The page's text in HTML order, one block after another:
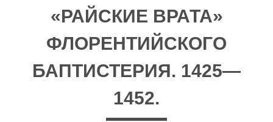
«РАЙСКИЕ ВРАТА»
ФЛОРЕНТИЙСКОГО
БАПТИСТЕРИЯ. 1425—
1452.